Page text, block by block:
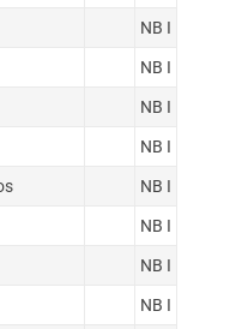
NB I
NB I
NB I
NB I
NB I
NB I
NB I
NB I